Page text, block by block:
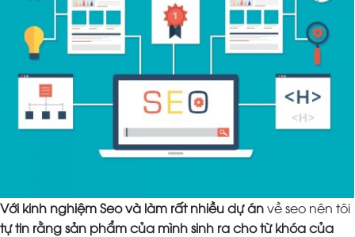
Với kinh nghiệm Seo và làm rất nhiều dự ánvề seo nên tôi
tự tin rằng sản phẩm của mình sinh ra cho từ khóa của